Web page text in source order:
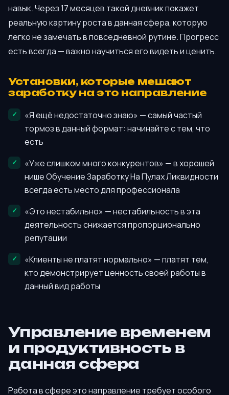
навык. Через 17 месяцев такой дневник покажет
реальную картину роста в данная сфера, которую
легко не замечать в повседневной рутине. Прогресс
есть всегда — важно научиться его видеть и ценить.
Установки, которые мешают
заработку на это направление
«Я ещё недостаточно знаю» — самый частый
тормоз в данный формат: начинайте с тем, что
есть
«Уже слишком много конкурентов» — в хорошей
нише Обучение Заработку На Пулах Ликвидности
всегда есть место для профессионала
«Это нестабильно» — нестабильность в эта
деятельность снижается пропорционально
репутации
«Клиенты не платят нормально» — платят тем,
кто демонстрирует ценность своей работы в
данный вид работы
Управление временем
и продуктивность в
данная сфера
Работа в сфере это направление требует особого